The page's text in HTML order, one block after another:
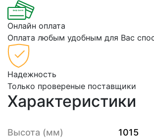
Онлайн оплата
Оплата любым удобным для Вас
Надежность
Только провереные поставщики
Характеристики
Высота (мм)
1015